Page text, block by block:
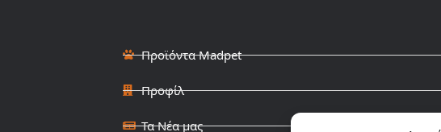
Προϊόντα Madpet
Προφίλ
Τα Νέα μας